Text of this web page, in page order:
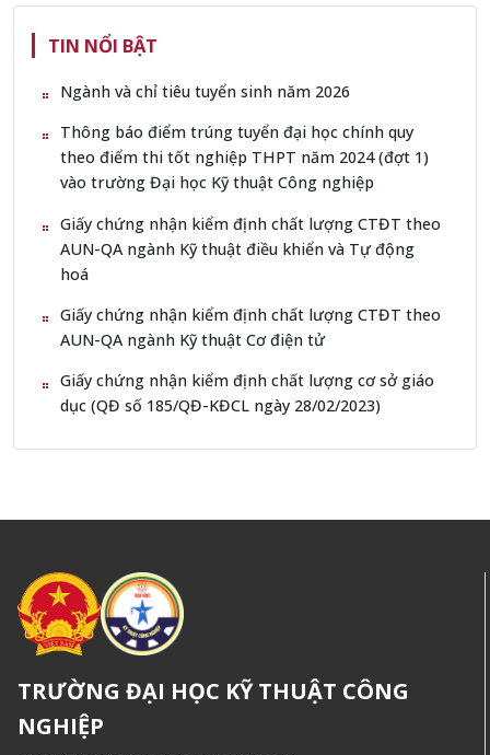
TIN NỔI BẬT
Ngành và chỉ tiêu tuyển sinh năm 2026
Thông báo điểm trúng tuyển đại học chính quy
theo điểm thi tốt nghiệp THPT năm 2024 (đợt 1)
vào trường Đại học Kỹ thuật Công nghiệp
Giấy chứng nhận kiểm định chất lượng CTĐT theo
AUN-QA ngành Kỹ thuật điều khiển và Tự động
hoá
Giấy chứng nhận kiểm định chất lượng CTĐT theo
AUN-QA ngành Kỹ thuật Cơ điện tử
Giấy chứng nhận kiểm định chất lượng cơ sở giáo
dục (QĐ số 185/QĐ-KĐCL ngày 28/02/2023)
TRƯỜNG ĐẠI HỌC KỸ THUẬT CÔNG
NGHIỆP